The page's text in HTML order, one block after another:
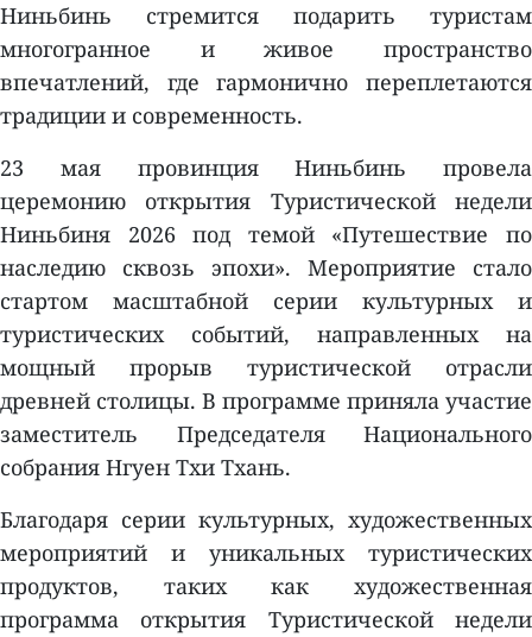
Ниньбинь стремится подарить туристам
многогранное и живое пространство
впечатлений, где гармонично переплетаются
традиции и современность.
23 мая провинция Ниньбинь провела
церемонию открытия Туристической недели
Ниньбиня 2026 под темой «Путешествие по
наследию сквозь эпохи». Мероприятие стало
стартом масштабной серии культурных и
туристических событий, направленных на
мощный прорыв туристической отрасли
древней столицы. В программе приняла участие
заместитель Председателя Национального
собрания Нгуен Тхи Тхань.
Благодаря серии культурных, художественных
мероприятий и уникальных туристических
продуктов, таких как художественная
программа открытия Туристической недели